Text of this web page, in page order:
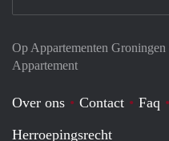
Op Appartementen
Appartement
Over ons Contact Faq
Herroepingsrecht